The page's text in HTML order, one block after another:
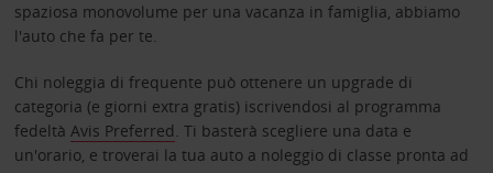
spaziosa monovolume per una vacanza in famiglia, abbiamo
l'auto che fa per te.
Chi noleggia di frequente può ottenere un upgrade di
categoria (e giorni extra gratis) iscrivendosi al programma
fedeltà Avis Preferred. Ti basterà scegliere una data e
un'orario, e troverai la tua auto a noleggio di classe pronta ad